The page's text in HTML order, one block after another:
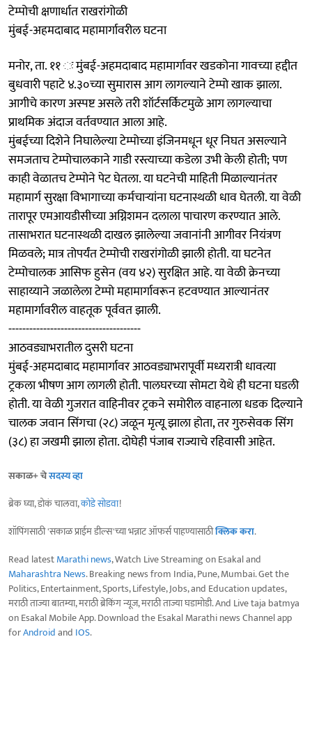
टेम्पोची क्षणार्धात राखरांगोळी
मुंबई-अहमदाबाद महामार्गावरील घटना
मनोर, ता. ११ ः मुंबई-अहमदाबाद महामार्गावर खडकोना गावच्या हद्दीत
बुधवारी पहाटे ४.३०च्या सुमारास आग लागल्याने टेम्पो खाक झाला.
आगीचे कारण अस्पष्ट असले तरी शॉर्टसर्किटमुळे आग लागल्याचा
प्राथमिक अंदाज वर्तवण्यात आला आहे.
मुंबईच्या दिशेने निघालेल्या टेम्पोच्या इंजिनमधून धूर निघत असल्याने
समजताच टेम्पोचालकाने गाडी रस्त्याच्या कडेला उभी केली होती; पण
काही वेळातच टेम्पोने पेट घेतला. या घटनेची माहिती मिळाल्यानंतर
महामार्ग सुरक्षा विभागाच्या कर्मचाऱ्यांना घटनास्थळी धाव घेतली. या वेळी
तारापूर एमआयडीसीच्या अग्निशमन दलाला पाचारण करण्यात आले.
तासाभरात घटनास्थळी दाखल झालेल्या जवानांनी आगीवर नियंत्रण
मिळवले; मात्र तोपर्यंत टेम्पोची राखरांगोळी झाली होती. या घटनेत
टेम्पोचालक आसिफ हुसेन (वय ४२) सुरक्षित आहे. या वेळी क्रेनच्या
साहाय्याने जळालेला टेम्पो महामार्गावरून हटवण्यात आल्यानंतर
महामार्गावरील वाहतूक पूर्ववत झाली.
--------------------------------------
आठवड्याभरातील दुसरी घटना
मुंबई-अहमदाबाद महामार्गावर आठवड्याभरापूर्वी मध्यरात्री धावत्या
ट्रकला भीषण आग लागली होती. पालघरच्या सोमटा येथे ही घटना घडली
होती. या वेळी गुजरात वाहिनीवर ट्रकने समोरील वाहनाला धडक दिल्याने
चालक जवान सिंगचा (२८) जळून मृत्यू झाला होता, तर गुरुसेवक सिंग
(३८) हा जखमी झाला होता. दोघेही पंजाब राज्याचे रहिवासी आहेत.
सकाळ+ चेसदस्य व्हा
ब्रेक घ्या, डोकं चालवा,कोडे सोडवा!
शॉपिंगसाठी 'सकाळ प्राईम डील्स'च्या भन्नाट ऑफर्स पाहण्यासाठीक्लिक करा.
Read latestMarathi news, Watch Live Streaming on Esakal and
Maharashtra News. Breaking news from India, Pune, Mumbai. Get the
Politics, Entertainment, Sports, Lifestyle, Jobs, and Education updates,
मराठी ताज्या बातम्या, मराठी ब्रेकिंग न्यूज, मराठी ताज्या घडामोडी. And Live taja batmya
on Esakal Mobile App. Download the Esakal Marathi news Channel app
forAndroidand IOS.